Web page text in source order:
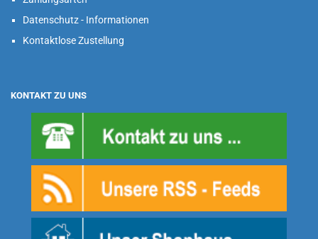
Datenschutz - Informationen
Kontaktlose Zustellung
KONTAKT ZU UNS